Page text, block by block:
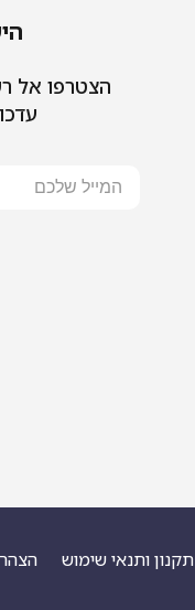
הצטרפו אל
תקנון ותנאי שימוש